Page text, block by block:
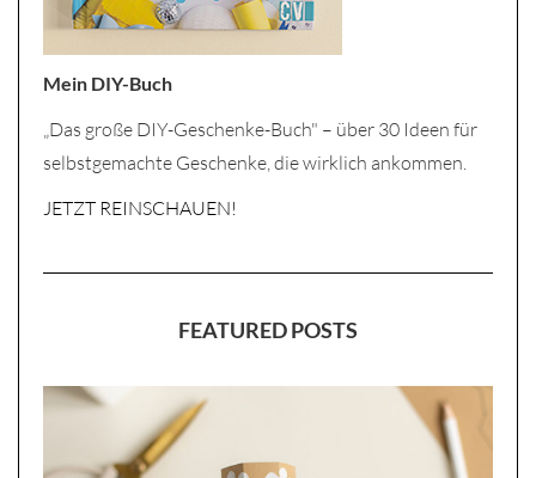
Mein DIY-Buch
„Das große DIY-Geschenke-Buch" – über 30 Ideen für
selbstgemachte Geschenke, die wirklich ankommen.
JETZT REINSCHAUEN!
FEATURED POSTS